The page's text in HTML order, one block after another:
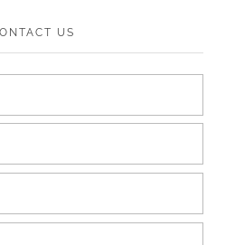
US